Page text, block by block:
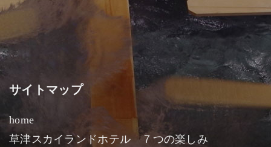
サイトマップ
home
草津スカイランドホテル ７つの楽しみ